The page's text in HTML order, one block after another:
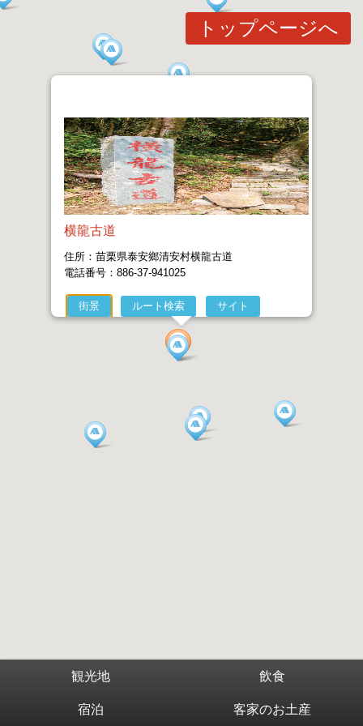
観光地 飲食
宿泊 客家のお土産
トップページへ
横龍古道
住所：苗栗県泰安鄉清安村横龍古道
電話番号：886-37-941025
街景 ルート検索 サイト